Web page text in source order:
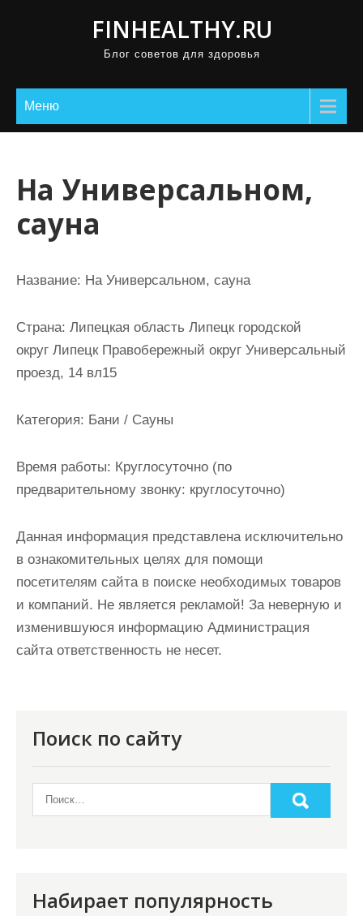
FINHEALTHY.RU
Блог советов для здоровья
Меню
На Универсальном,
сауна
Название: На Универсальном, сауна
Страна: Липецкая область Липецк городской
округ Липецк Правобережный округ Универсальный
проезд, 14 вл15
Категория: Бани / Сауны
Время работы: Круглосуточно (по
предварительному звонку: круглосуточно)
Данная информация представлена исключительно
в ознакомительных целях для помощи
посетителям сайта в поиске необходимых товаров
и компаний. Не является рекламой! За неверную и
изменившуюся информацию Администрация
сайта ответственность не несет.
Поиск по сайту
Набирает популярность